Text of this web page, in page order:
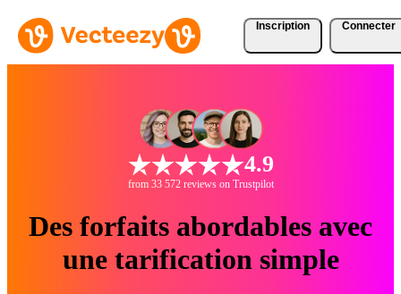
Inscription Connecter
4.9
from 33 572 reviews on Trustpilot
Des forfaits abordables avec
une tarification simple